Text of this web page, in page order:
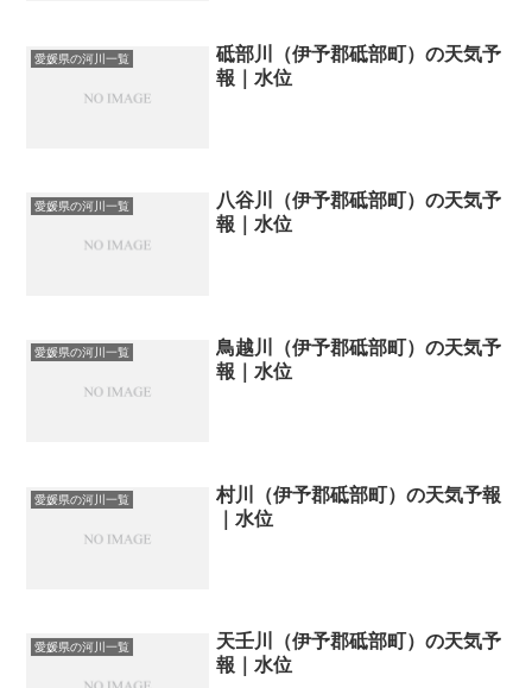
愛媛県の河川一覧
砥部川（伊予郡砥部町）の天気予
報｜水位
愛媛県の河川一覧
八谷川（伊予郡砥部町）の天気予
報｜水位
愛媛県の河川一覧
鳥越川（伊予郡砥部町）の天気予
報｜水位
愛媛県の河川一覧
村川（伊予郡砥部町）の天気予報
｜水位
愛媛県の河川一覧
天壬川（伊予郡砥部町）の天気予
報｜水位